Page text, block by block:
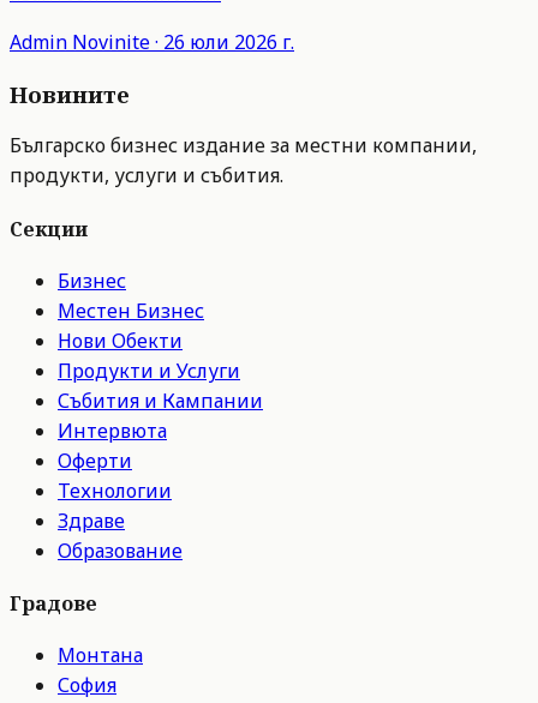
Admin Novinite· 26 юли 2026 г.
Новините
Българско бизнес издание за местни компании,
продукти, услуги и събития.
Секции
Бизнес
Местен Бизнес
Нови Обекти
Продукти и Услуги
Събития и Кампании
Интервюта
Оферти
Технологии
Здраве
Образование
Градове
Монтана
София